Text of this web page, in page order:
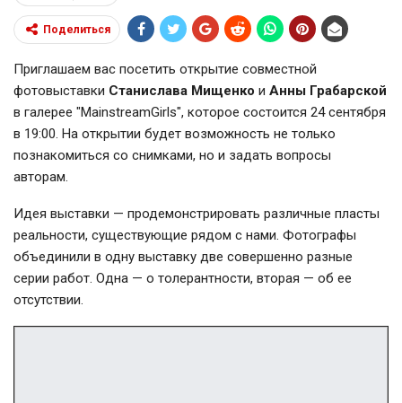
Поделиться
Приглашаем вас посетить открытие совместной
фотовыставки Станислава Мищенко и Анны Грабарской
в галерее "MainstreamGirls", которое состоится 24 сентября
в 19:00. На открытии будет возможность не только
познакомиться со снимками, но и задать вопросы
авторам.
Идея выставки — продемонстрировать различные пласты
реальности, существующие рядом с нами. Фотографы
объединили в одну выставку две совершенно разные
серии работ. Одна — о толерантности, вторая — об ее
отсутствии.